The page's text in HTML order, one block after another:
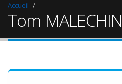
Accueil
Tom MALECHIN